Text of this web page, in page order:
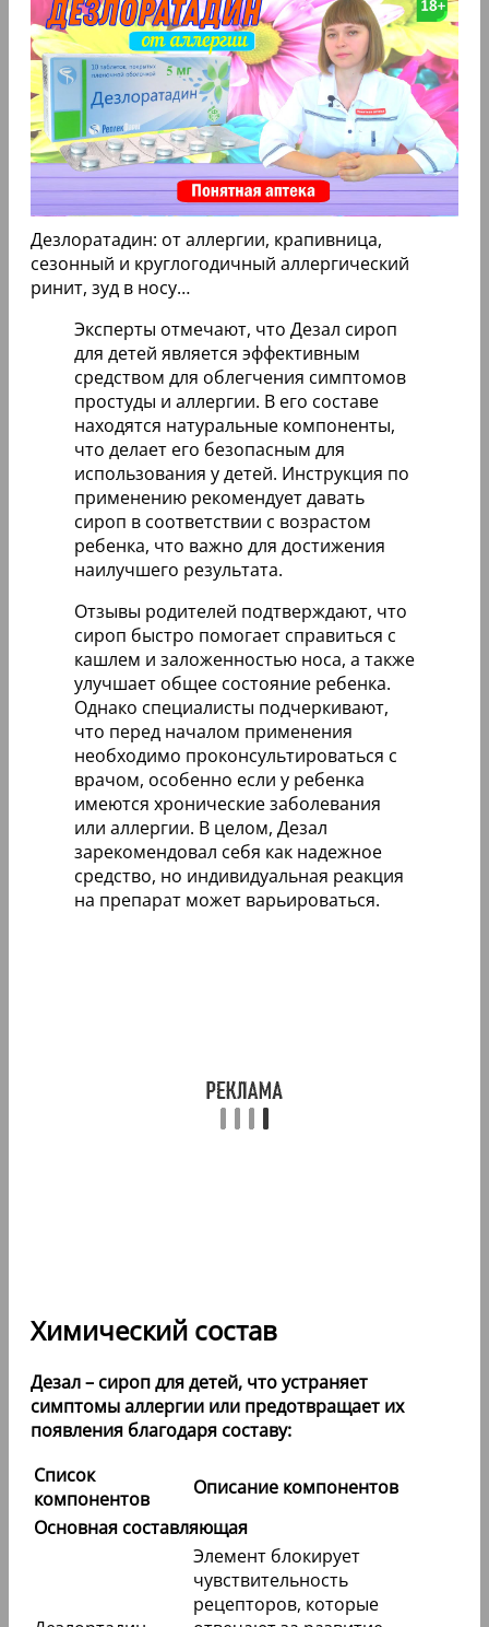
Дезлоратадин: от аллергии, крапивница,
сезонный и круглогодичный аллергический
ринит, зуд в носу…
Эксперты отмечают, что Дезал сироп
для детей является эффективным
средством для облегчения симптомов
простуды и аллергии. В его составе
находятся натуральные компоненты,
что делает его безопасным для
использования у детей. Инструкция по
применению рекомендует давать
сироп в соответствии с возрастом
ребенка, что важно для достижения
наилучшего результата.
Отзывы родителей подтверждают, что
сироп быстро помогает справиться с
кашлем и заложенностью носа, а также
улучшает общее состояние ребенка.
Однако специалисты подчеркивают,
что перед началом применения
необходимо проконсультироваться с
врачом, особенно если у ребенка
имеются хронические заболевания
или аллергии. В целом, Дезал
зарекомендовал себя как надежное
средство, но индивидуальная реакция
на препарат может варьироваться.
Химический состав
Дезал – сироп для детей, что устраняет
симптомы аллергии или предотвращает их
появления благодаря составу:
Список
компонентов
Описание компонентов
Основная составляющая
Элемент блокирует
чувствительность
рецепторов, которые